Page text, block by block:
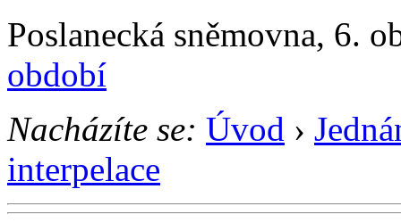
Poslanecká sněmovna, 6.
období
Nacházíte se: Úvod ›
interpelace